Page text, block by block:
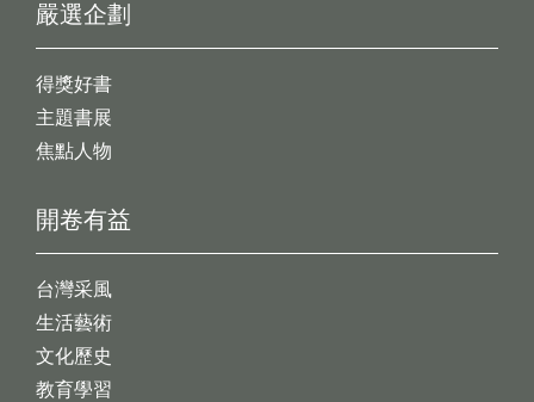
開卷有益
台灣采風
生活藝術
文化歷史
教育學習
嚴選企劃
得獎好書
主題書展
焦點人物